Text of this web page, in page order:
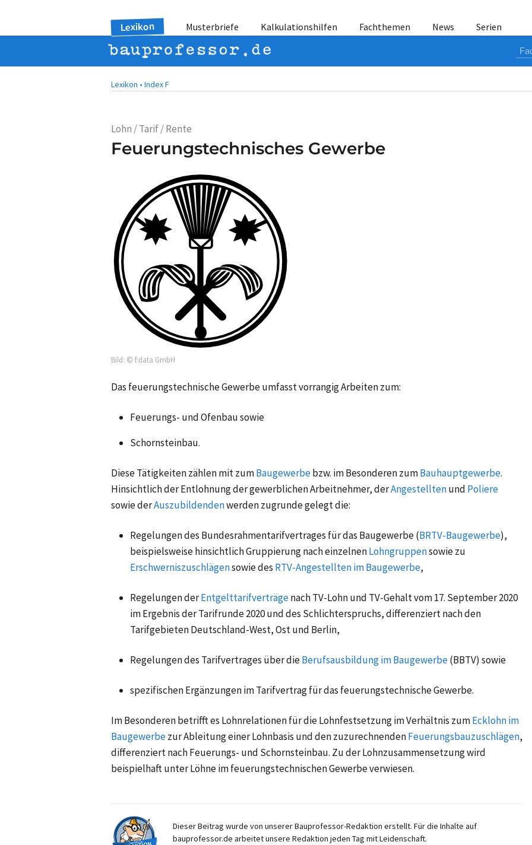
Lexikon Musterbriefe Kalkulationshilfen Fachthemen News Serien
Lexikon • Index F
Lohn / Tarif / Rente
Feuerungstechnisches Gewerbe
Bild: © f:data GmbH
Das feuerungstechnische Gewerbe umfasst vorrangig Arbeiten zum:
Feuerungs- und Ofenbau sowie
Schornsteinbau.
Diese Tätigkeiten zählen mit zumBaugewerbebzw. im Besonderen zumBauhauptgewerbe.
Hinsichtlich der Entlohnung dergewerblichen Arbeitnehmer, derAngestelltenund Poliere
sowie derAuszubildendenwerden zugrunde gelegt die:
Regelungen des Bundesrahmentarifvertrages für das Baugewerbe (BRTV-Baugewerbe),
beispielsweise hinsichtlich Gruppierung nach einzelnenLohngruppensowie zu
Erschwerniszuschlägensowie des RTV-Angestellten im Baugewerbe,
Regelungen derEntgelttarifverträgenach TV-Lohn und TV-Gehalt vom17. September 2020
im Ergebnis der Tarifrunde 2020 und des Schlichterspruchs, differenziert nach den
Tarifgebieten Deutschland-West, Ost und Berlin,
Regelungen des Tarifvertrages über dieBerufsausbildung im Baugewerbe(BBTV) sowie
spezifischen Ergänzungen im Tarifvertrag für das feuerungstechnische Gewerbe.
Im Besonderen betrifft es Lohnrelationen für die Lohnfestsetzung im Verhältnis zumEcklohn im
Baugewerbezur Ableitung einer Lohnbasis und den zuzurechnendenFeuerungsbauzuschlägen,
differenziert nach Feuerungs- und Schornsteinbau. Zu der Lohnzusammensetzung wird
beispielhaft unterLöhne im feuerungstechnischen Gewerbeverwiesen.
Dieser Beitrag wurde von unserer Bauprofessor-Redaktion erstellt. Für die Inhalte auf
bauprofessor.de arbeitet unsere Redaktion jeden Tag mit Leidenschaft.